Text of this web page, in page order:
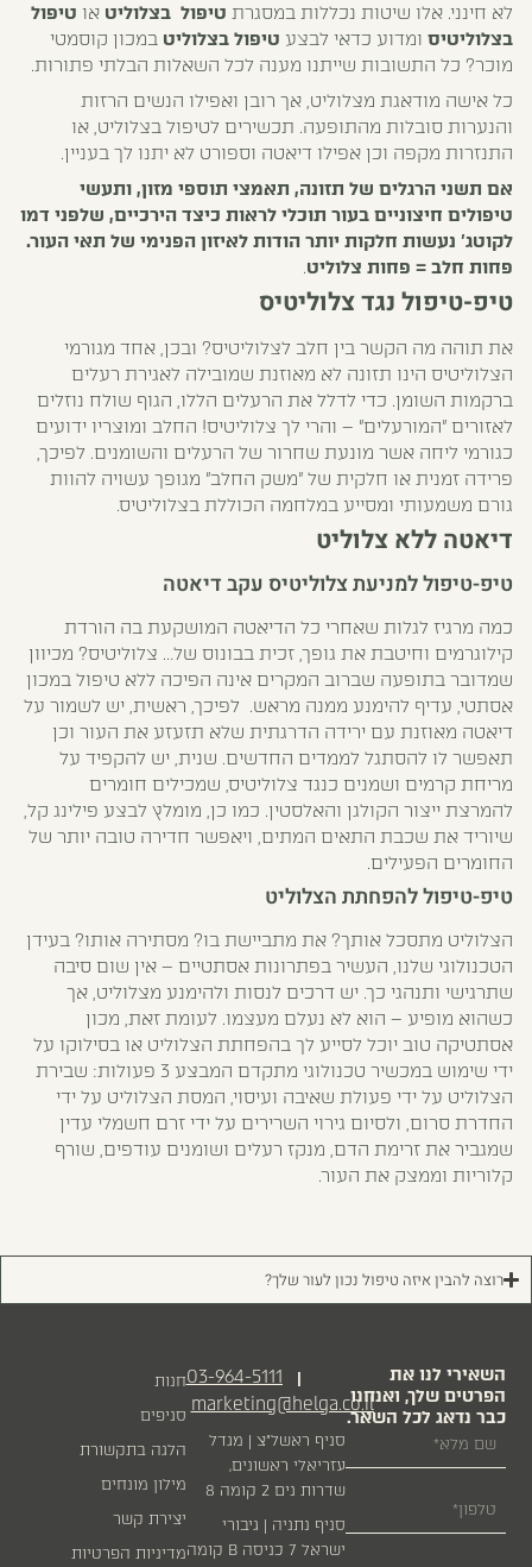
לא חינני. אלו שיטות נכללות במסגרת טיפול בצלוליט או טיפול
בצלוליטיס ומדוע כדאי לבצע טיפול בצלוליט במכון קוסמטי
מוכר? כל התשובות שייתנו מענה לכל השאלות הבלתי פתורות.
כל אישה מודאגת מצלוליט, אך רובן ואפילו הנשים הרזות
והנערות סובלות מהתופעה. תכשירים לטיפול בצלוליט, או
התנזרות מקפה וכן אפילו דיאטה וספורט לא יתנו לך בעניין.
אם תשני הרגלים של תזונה, תאמצי תוספי מזון, ותעשי
טיפולים חיצוניים בעור תוכלי לראות כיצד הירכיים, שלפני דמו
לקוטג' נעשות חלקות יותר הודות לאיזון הפנימי של תאי העור.
פחות חלב = פחות צלוליט.
טיפ-טיפול נגד צלוליטיס
את תוהה מה הקשר בין חלב לצלוליטיס? ובכן, אחד מגורמי
הצלוליטיס הינו תזונה לא מאוזנת שמובילה לאגירת רעלים
ברקמות השומן. כדי לדלל את הרעלים הללו, הגוף שולח נוזלים
לאזורים "המורעלים" – והרי לך צלוליטיס! החלב ומוצריו ידועים
כגורמי ליחה אשר מונעת שחרור של הרעלים והשומנים. לפיכך,
פרידה זמנית או חלקית של "משק החלב" מגופך עשויה להוות
גורם משמעותי ומסייע במלחמה הכוללת בצלוליטיס.
דיאטה ללא צלוליט
טיפ-טיפול למניעת צלוליטיס עקב דיאטה
כמה מרגיז לגלות שאחרי כל הדיאטה המושקעת בה הורדת
קילוגרמים וחיטבת את גופך, זכית בבונוס של… צלוליטיס? מכיוון
שמדובר בתופעה שברוב המקרים אינה הפיכה ללא טיפול במכון
אסתטי, עדיף להימנע ממנה מראש. לפיכך, ראשית, יש לשמור על
דיאטה מאוזנת עם ירידה הדרגתית שלא תזעזע את העור וכן
תאפשר לו להסתגל לממדים החדשים. שנית, יש להקפיד על
מריחת קרמים ושמנים כנגד צלוליטיס, שמכילים חומרים
להמרצת ייצור הקולגן והאלסטין. כמו כן, מומלץ לבצע פילינג קל,
שיוריד את שכבת התאים המתים, ויאפשר חדירה טובה יותר של
החומרים הפעילים.
טיפ-טיפול להפחתת הצלוליט
הצלוליט מתסכל אותך? את מתביישת בו? מסתירה אותו? בעידן
הטכנולוגי שלנו, העשיר בפתרונות אסתטיים – אין שום סיבה
שתרגישי ותנהגי כך. יש דרכים לנסות ולהימנע מצלוליט, אך
כשהוא מופיע – הוא לא נעלם מעצמו. לעומת זאת, מכון
אסתטיקה טוב יוכל לסייע לך בהפחתת הצלוליט או בסילוקו על
ידי שימוש במכשיר טכנולוגי מתקדם המבצע 3 פעולות: שבירת
הצלוליט על ידי פעולת שאיבה ועיסוי, המסת הצלוליט על ידי
החדרת סרום, ולסיום גירוי השרירים על ידי זרם חשמלי עדין
שמגביר את זרימת הדם, מנקז רעלים ושומנים עודפים, שורף
קלוריות וממצק את העור.
רוצה להבין איזה טיפול נכון לעור שלך?
03-964-5111 |
marketing@helga.co.il
סניף ראשל״צ | מגדל
עזריאלי ראשונים,
שדרות נים 2 קומה 8
סניף נתניה | גיבורי
ישראל 7 כניסה B קומה
חנות
סניפים
הלגה בתקשורת
מילון מונחים
יצירת קשר
מדיניות הפרטיות
השאירי לנו את
הפרטים שלך, ואנחנו
כבר נדאג לכל השאר.